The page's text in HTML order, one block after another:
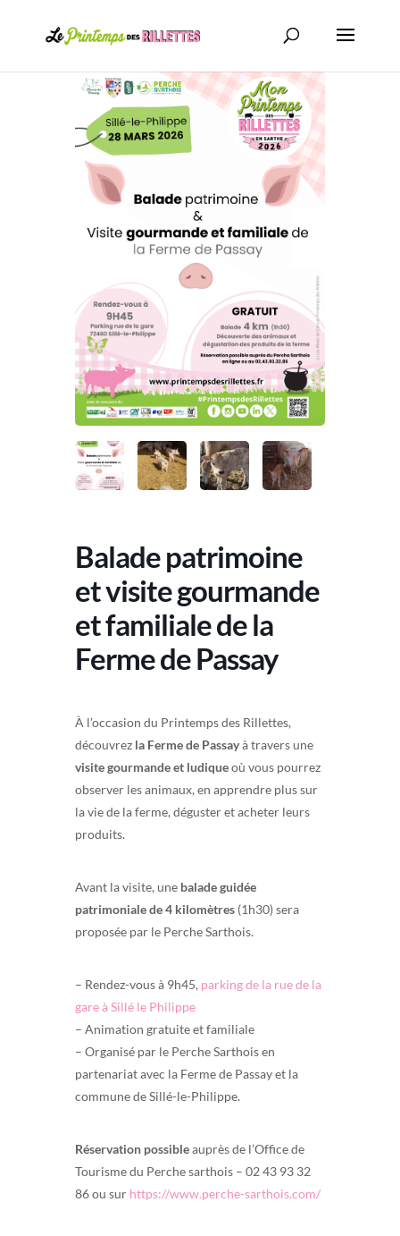
Balade patrimoine
et visite gourmande
et familiale de la
Ferme de Passay
À l’occasion du Printemps des Rillettes,
découvrez la Ferme de Passayà travers une
visite gourmande et ludiqueoù vous pourrez
observer les animaux, en apprendre plus sur
la vie de la ferme, déguster et acheter leurs
produits.
Avant la visite, une balade guidée
patrimoniale de 4 kilomètres (1h30) sera
proposée par le Perche Sarthois.
– Rendez-vous à 9h45, parking de la rue de la
gare à Sillé le Philippe
– Animation gratuite et familiale
– Organisé par le Perche Sarthois en
partenariat avec la Ferme de Passay et la
commune de Sillé-le-Philippe.
Réservation possibleauprès de l’Office de
Tourisme du Perche sarthois – 02 43 93 32
86 ou sur https://www.perche-sarthois.com/